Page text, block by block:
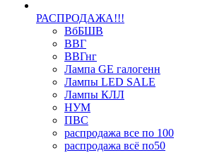
РАСПРОДАЖА!!!
ВбБШВ
ВВГ
ВВГнг
Лампа GE галогенн
Лампы LED SALE
Лампы КЛЛ
НУМ
ПВС
распродажа все по 100
распродажа всё по50